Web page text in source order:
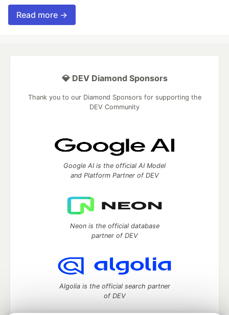
Read more →
💎 DEV Diamond Sponsors
Thank you to our Diamond Sponsors for supporting the
DEV Community
Google AI is the official AI Model
and Platform Partner of DEV
Neon is the official database
partner of DEV
Algolia is the official search partner
of DEV